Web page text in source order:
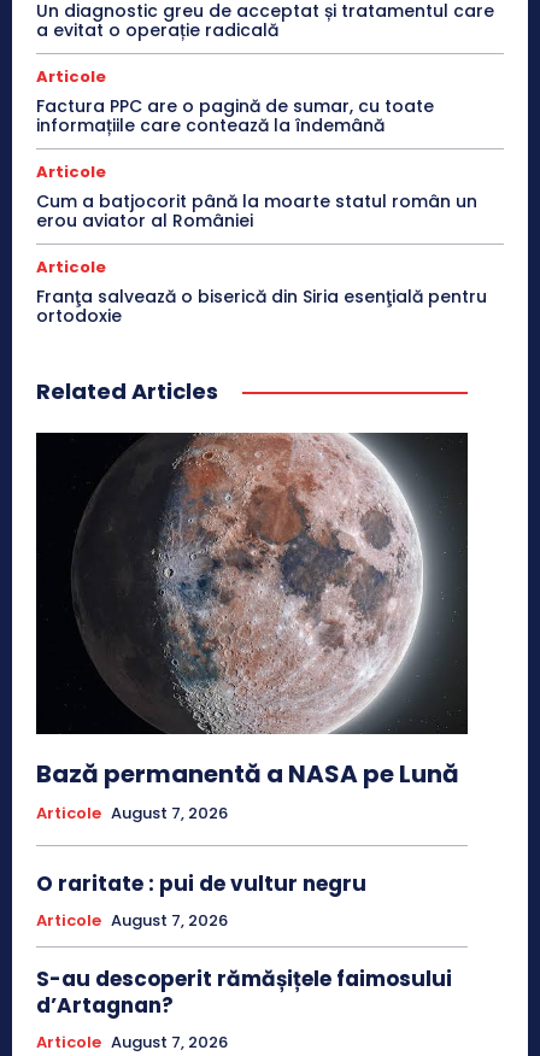
Un diagnostic greu de acceptat și tratamentul care
a evitat o operație radicală
Articole
Factura PPC are o pagină de sumar, cu toate
informațiile care contează la îndemână
Articole
Cum a batjocorit până la moarte statul român un
erou aviator al României
Articole
Franţa salvează o biserică din Siria esenţială pentru
ortodoxie
Related Articles
Bază permanentă a NASA pe Lună
Articole August 7, 2026
O raritate : pui de vultur negru
Articole August 7, 2026
S-au descoperit rămășițele faimosului
d’Artagnan?
Articole August 7, 2026